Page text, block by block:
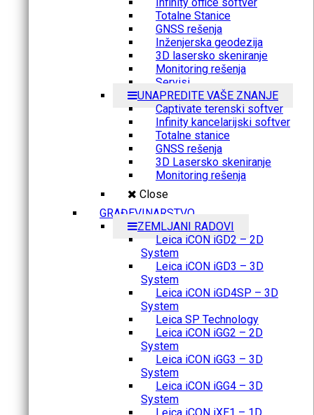
Totalne Stanice
GNSS rešenja
Inženjerska geodezija
3D lasersko skeniranje
Monitoring rešenja
Servisi
UNAPREDITE VAŠE ZNANJE
Captivate terenski softver
Infinity kancelarijski softver
Totalne stanice
GNSS rešenja
3D Lasersko skeniranje
Monitoring rešenja
Close
GRAĐEVINARSTVO
ZEMLJANI RADOVI
Leica iCON iGD2 – 2D
System
Leica iCON iGD3 – 3D
System
Leica iCON iGD4SP – 3D
System
Leica SP Technology
Leica iCON iGG2 – 2D
System
Leica iCON iGG3 – 3D
System
Leica iCON iGG4 – 3D
System